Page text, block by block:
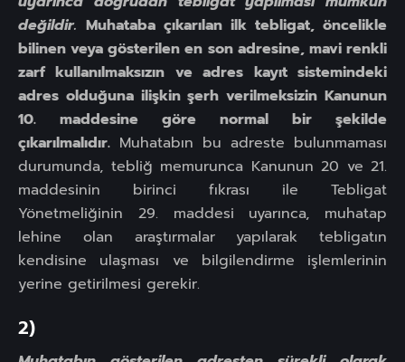
değildir. Muhataba çıkarılan ilk tebligat, öncelikle
bilinen veya gösterilen en son adresine, mavi renkli
zarf kullanılmaksızın ve adres kayıt sistemindeki
adres olduğuna ilişkin şerh verilmeksizin Kanunun
10. maddesine göre normal bir şekilde
çıkarılmalıdır. Muhatabın bu adreste bulunmaması
durumunda, tebliğ memurunca Kanunun 20 ve 21.
maddesinin birinci fıkrası ile Tebligat
Yönetmeliğinin 29. maddesi uyarınca, muhatap
lehine olan araştırmalar yapılarak tebligatın
kendisine ulaşması ve bilgilendirme işlemlerinin
yerine getirilmesi gerekir.
2)